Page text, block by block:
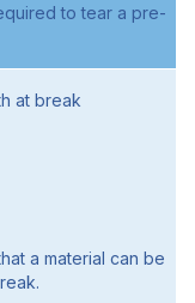
to tear a pre-
at break
a material can be